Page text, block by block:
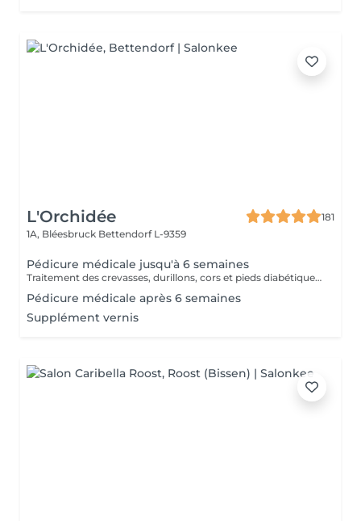
L'Orchidée
181
1A, Bléesbruck Bettendorf L-9359
Pédicure médicale jusqu'à 6 semaines
Traitement des crevasses, durillons, cors et pieds diabétiques, correction des ongles incarnés. Les pieds sont les piliers du corps humain, prenons-en soin !
Pédicure médicale après 6 semaines
Supplément vernis